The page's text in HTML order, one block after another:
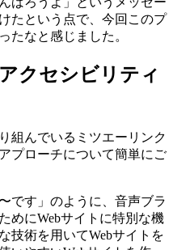
たという点で、今回このプ
たなと感じました。
クセシビリティ
組んでいるミツエーリンク
プローチについて簡単にご
です」のように、音声ブラ
めにWebサイトに特別な機
技術を用いてWebサイトを